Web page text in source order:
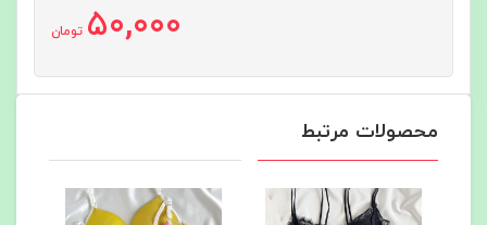
50,000 تومان
محصولات مرتبط